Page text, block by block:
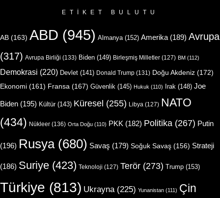
ETIKET BULUTU
AB (163) ABD (945) Almanya (152) Amerika (189) Avrupa
(317) Avrupa Birliği (133) Biden (149) Birleşmiş Milletler (127) BM (112)
Demokrasi (220) Devlet (141) Donald Trump (131) Doğu Akdeniz (172)
Ekonomi (161) Fransa (167) Güvenlik (145) Hukuk (110) Irak (148) Joe
Biden (195) Kültür(143) Küresel (255) Libya (127) NATO
(434) Nükleer (136) Orta Doğu (110) PKK (182) Politika (267) Putin
(196) Rusya(680) Savaş (179) Soğuk Savaş (156) Strateji
(186) Suriye (423) Teknoloji (127) Terör (273) Trump (153)
Türkiye (813) Ukrayna(225) Yunanistan (111) Çin